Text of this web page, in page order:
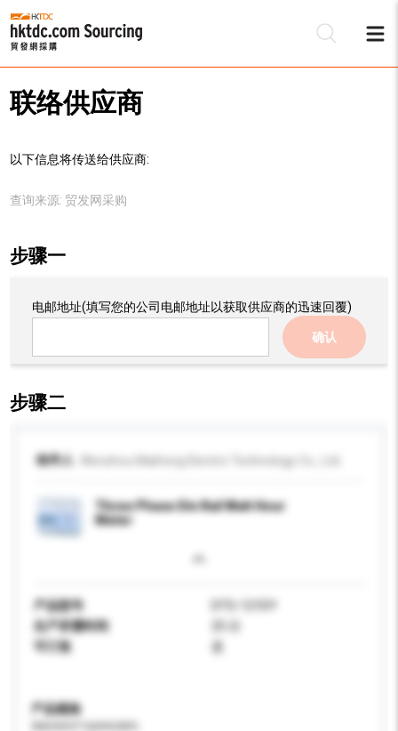
联络供应商
以下信息将传送给供应商:
查询来源: 贸发网采购
步骤一
电邮地址(填写您的公司电邮地址以获取供应商的迅速回覆)
确认
步骤二
收件人
Three Phase Din Rail Watt Hour
Meter
产品型号
生产所需时间
可订造
是
产品规格